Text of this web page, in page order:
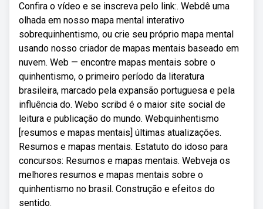
Confira o vídeo e se inscreva pelo link:. Webdê uma
olhada em nosso mapa mental interativo
sobrequinhentismo, ou crie seu próprio mapa mental
usando nosso criador de mapas mentais baseado em
nuvem. Web — encontre mapas mentais sobre o
quinhentismo, o primeiro período da literatura
brasileira, marcado pela expansão portuguesa e pela
influência do. Webo scribd é o maior site social de
leitura e publicação do mundo. Webquinhentismo
[resumos e mapas mentais] últimas atualizações.
Resumos e mapas mentais. Estatuto do idoso para
concursos: Resumos e mapas mentais. Webveja os
melhores resumos e mapas mentais sobre o
quinhentismo no brasil. Construção e efeitos do
sentido.